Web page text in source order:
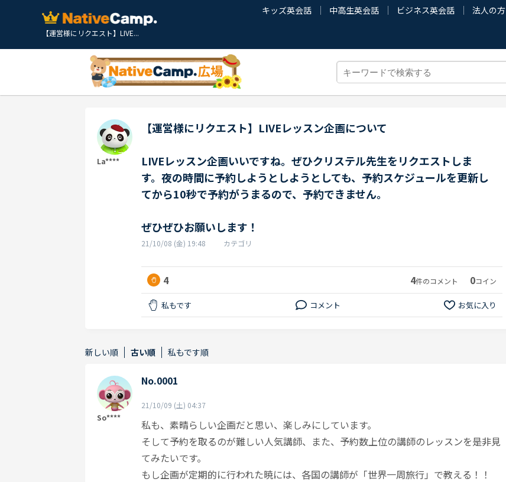
【運営様にリクエスト】LIVE...
キッズ英会話 中高生英会話 ビジネス英会話 法人の方
La****
【運営様にリクエスト】LIVEレッスン企画について
LIVEレッスン企画いいですね。ぜひクリステル先生をリクエストしま
す。夜の時間に予約しようとしようとしても、予約スケジュールを更新し
てから10秒で予約がうまるので、予約できません。
ぜひぜひお願いします！
21/10/08 (金) 19:48 カテゴリ
4 4件のコメント 0コイン
私もです コメント お気に入り
新しい順 古い順 私もです順
So****
No.0001
21/10/09 (土) 04:37
私も、素晴らしい企画だと思い、楽しみにしています。
そして予約を取るのが難しい人気講師、また、予約数上位の講師のレッスンを是非見
てみたいです。
もし企画が定期的に行われた暁には、各国の講師が「世界一周旅行」で教える！！